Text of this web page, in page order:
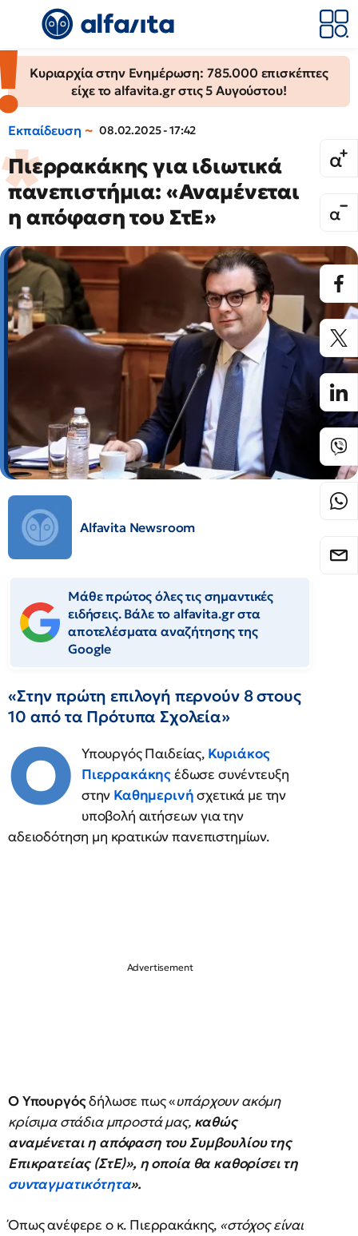
Κυριαρχία στην Ενημέρωση: 785.000 επισκέπτες
είχε το alfavita.gr στις 5 Αυγούστου!
Εκπαίδευση 08.02.2025 - 17:42
Πιερρακάκης για ιδιωτικά
πανεπιστήμια: «Αναμένεται
η απόφαση του ΣτΕ»
Alfavita Newsroom
Μάθε πρώτος όλες τις σημαντικές
ειδήσεις. Βάλε το alfavita.gr στα
αποτελέσματα αναζήτησης της
Google
«Στην πρώτη επιλογή περνούν 8 στους
10 από τα Πρότυπα Σχολεία»
Ο Υπουργός Παιδείας, Κυριάκος
Πιερρακάκηςέδωσε συνέντευξη
στην Καθημερινήσχετικά με την
υποβολή αιτήσεων για την
αδειοδότηση μη κρατικών πανεπιστημίων.
Ο Υπουργόςδήλωσε πως «υπάρχουν ακόμη
κρίσιμα στάδια μπροστά μας, καθώς
αναμένεται η απόφαση του Συμβουλίου της
Επικρατείας (ΣτΕ)», η οποία θα καθορίσει τη
συνταγματικότητα».
Όπως ανέφερε ο κ. Πιερρακάκης, «στόχος είναι